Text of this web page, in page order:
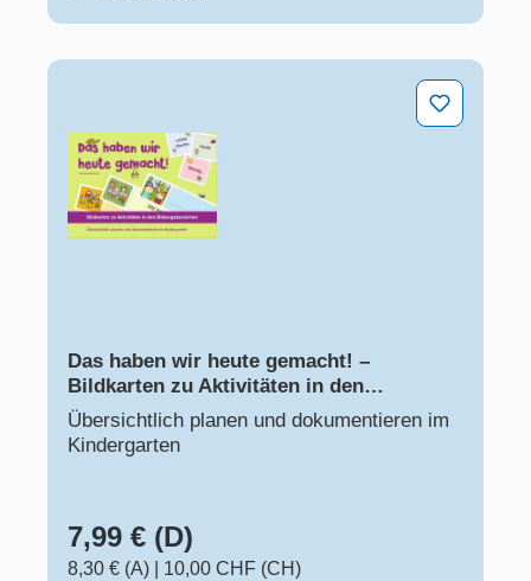
Das haben wir heute gemacht! – Bildkarten zu
Das haben wir heute gemacht! –
Bildkarten zu Aktivitäten in den
Bildungsbereichen
Übersichtlich planen und dokumentieren im
Kindergarten
7,99 € (D)
8,30 € (A)
10,00 CHF (CH)